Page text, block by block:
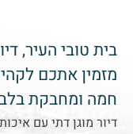
בית טובי העיר,
מזמין אתכם
חמה ומחבקת
דיור מוגן דתי עם